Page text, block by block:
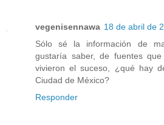
vegenisennawa 18 de abril de
Sólo sé la información de
gustaría saber, de fuentes
vivieron el suceso, ¿qué hay
Ciudad de México?
Responder